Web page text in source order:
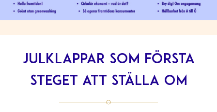
Julklappar som första
steget att ställa om